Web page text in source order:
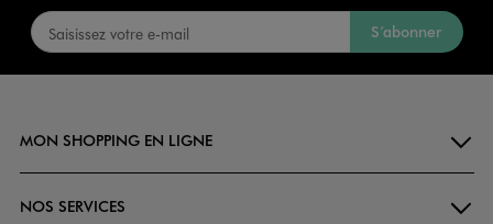
S’abonner
MON SHOPPING EN LIGNE
NOS SERVICES